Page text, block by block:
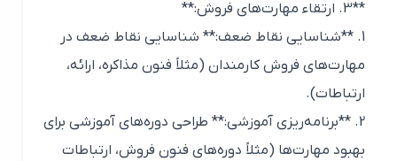
1. **شناسایی نقاط ضعف:** شناسایی نقاط ضعف در
مهارت‌های فروش کارمندان (مثلاً فنون مذاکره، ارائه،
ارتباطات).
2. **برنامه‌ریزی آموزشی:** طراحی دوره‌های آموزشی برای
بهبود مهارت‌ها (مثلاً دوره‌های فنون فروش، ارتباطات